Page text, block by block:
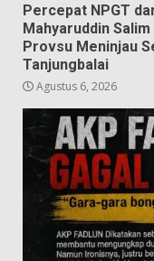
Percepat NPGT
Mahyaruddin
Provsu Meninjau
Tanjungbalai
Agustus 6, 2026